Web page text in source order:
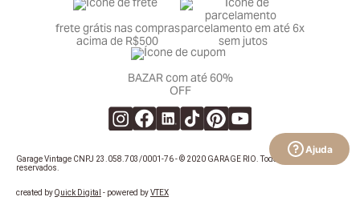
Ajuda
frete grátis nas compras
acima de R$500
parcelamento em até 6x
sem jutos
BAZAR com até 60%
OFF
Garage Vintage CNPJ 23.058.703/0001-76 - © 2020 GARAGE RIO. Todos os direitos
reservados.
created byQuick Digital - powered byVTEX